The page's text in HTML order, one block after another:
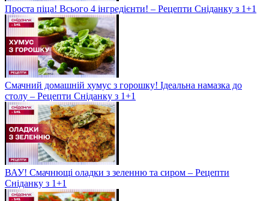
Проста піца! Всього 4 інгредієнти! – Рецепти Сніданку з 1+1
Смачний домашній хумус з горошку! Ідеальна намазка до
столу – Рецепти Сніданку з 1+1
ВАУ! Смачнющі оладки з зеленню та сиром – Рецепти
Сніданку з 1+1